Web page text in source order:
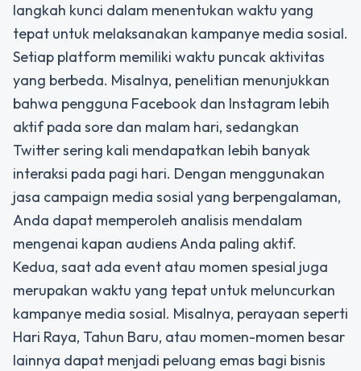
langkah kunci dalam menentukan waktu yang
tepat untuk melaksanakan kampanye media sosial.
Setiap platform memiliki waktu puncak aktivitas
yang berbeda. Misalnya, penelitian menunjukkan
bahwa pengguna Facebook dan Instagram lebih
aktif pada sore dan malam hari, sedangkan
Twitter sering kali mendapatkan lebih banyak
interaksi pada pagi hari. Dengan menggunakan
jasa campaign media sosial yang berpengalaman,
Anda dapat memperoleh analisis mendalam
mengenai kapan audiens Anda paling aktif.
Kedua, saat ada event atau momen spesial juga
merupakan waktu yang tepat untuk meluncurkan
kampanye media sosial. Misalnya, perayaan seperti
Hari Raya, Tahun Baru, atau momen-momen besar
lainnya dapat menjadi peluang emas bagi bisnis